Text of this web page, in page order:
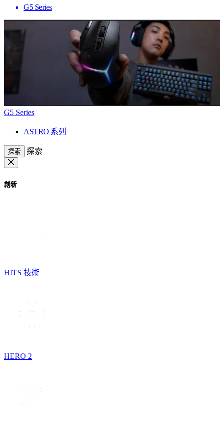
G5 Series
G5 Series
ASTRO 系列
探索 探索
創新
HITS 技術
HERO 2